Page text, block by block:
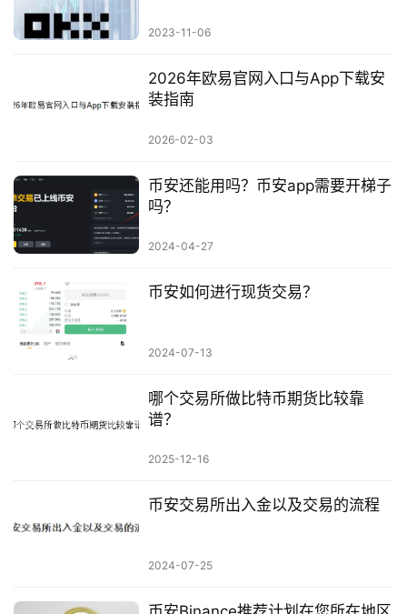
2023-11-06
2026年欧易官网入口与App下载安
装指南
2026-02-03
币安还能用吗？币安app需要开梯子
吗？
2024-04-27
币安如何进行现货交易？
2024-07-13
哪个交易所做比特币期货比较靠
谱？
2025-12-16
币安交易所出入金以及交易的流程
2024-07-25